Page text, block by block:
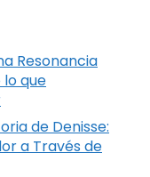
Resonancia
lo que
de Denisse:
a Través de